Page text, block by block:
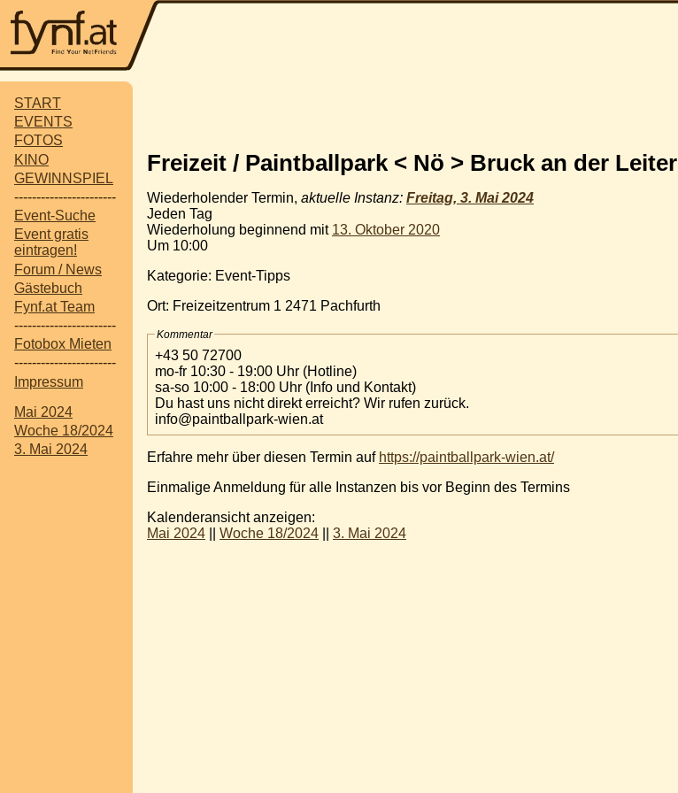
START
EVENTS
FOTOS
KINO
GEWINNSPIEL
-----------------------
Event-Suche
Event gratis
eintragen!
Forum / News
Gästebuch
Fynf.at Team
-----------------------
Fotobox Mieten
-----------------------
Impressum
Mai 2024
Woche 18/2024
3. Mai 2024
Freizeit / Paintballpark < Nö > Bruck an der Leiter
Wiederholender Termin, aktuelle Instanz: Freitag, 3. Mai 2024
Jeden Tag
Wiederholung beginnend mit 13. Oktober 2020
Um 10:00
Kategorie: Event-Tipps
Ort: Freizeitzentrum 1 2471 Pachfurth
Kommentar
+43 50 72700
mo-fr 10:30 - 19:00 Uhr (Hotline)
sa-so 10:00 - 18:00 Uhr (Info und Kontakt)
Du hast uns nicht direkt erreicht? Wir rufen zurück.
info@paintballpark-wien.at
Erfahre mehr über diesen Termin auf https://paintballpark-wien.at/
Einmalige Anmeldung für alle Instanzen bis vor Beginn des Termins
Kalenderansicht anzeigen:
Mai 2024
Woche 18/2024 3. Mai 2024